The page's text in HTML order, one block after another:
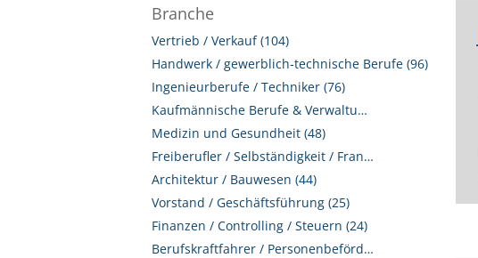
Branche
Vertrieb / Verkauf (104)
Handwerk / gewerblich-technische Berufe (96)
Ingenieurberufe / Techniker (76)
Kaufmännische Berufe & Verwaltung (52)
Medizin und Gesundheit (48)
Freiberufler / Selbständigkeit / Franchise (47)
Architektur / Bauwesen (44)
Vorstand / Geschäftsführung (25)
Finanzen / Controlling / Steuern (24)
Berufskraftfahrer / Personenbeförderung (Land, Wasser, Luft) (24)